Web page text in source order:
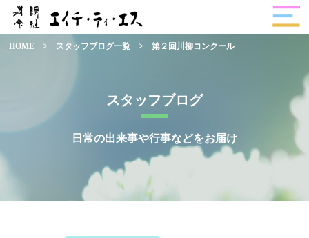
スタッフブログ
日常の出来事や行事などをお届け
HOME > スタッフブログ一覧 > 第２回川柳コンクール